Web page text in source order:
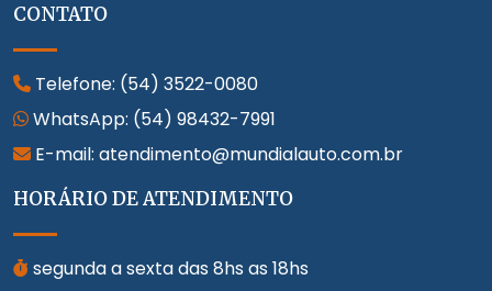
CONTATO
Telefone: (54) 3522-0080
WhatsApp: (54) 98432-7991
E-mail: atendimento@mundialauto.com.br
HORÁRIO DE ATENDIMENTO
segunda a sexta das 8hs as 18hs